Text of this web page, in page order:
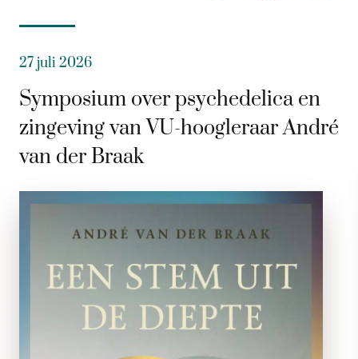
27 juli 2026
Symposium over psychedelica en
zingeving van VU-hoogleraar André
van der Braak